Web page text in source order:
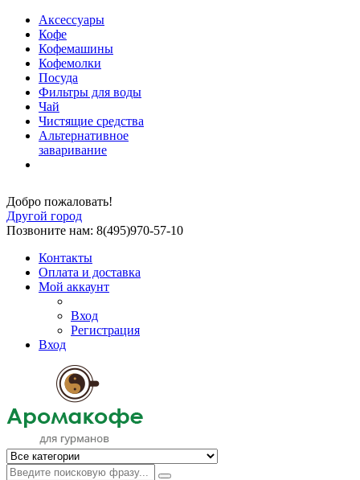
Аксессуары
Кофе
Кофемашины
Кофемолки
Посуда
Фильтры для воды
Чай
Чистящие средства
Альтернативное
заваривание
Добро пожаловать!
Другой город
Позвоните нам: 8(495)970-57-10
Контакты
Оплата и доставка
Мой аккаунт
Вход
Регистрация
Вход